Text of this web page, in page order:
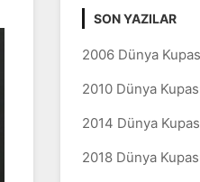
SON YAZILAR
2006 Dünya
2010 Dünya
2014 Dünya
2018 Dünya